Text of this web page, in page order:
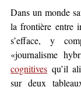
Dans un monde
la frontière entre
s’efface, y
«journalisme
cognitives qu’il
sur deux